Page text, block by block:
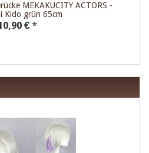
MEKAKUCITY ACTORS -
Kido grün 65cm
€ *